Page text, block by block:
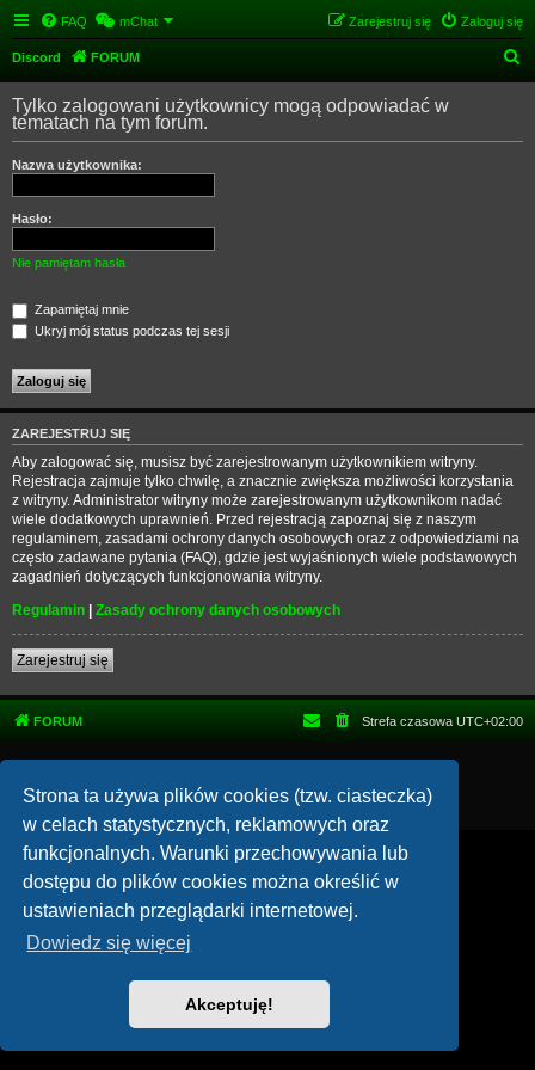
Strona ta używa plików cookies (tzw. ciasteczka)
w celach statystycznych, reklamowych oraz
funkcjonalnych. Warunki przechowywania lub
dostępu do plików cookies można określić w
ustawieniach przeglądarki internetowej.
Dowiedz się więcej
Akceptuję!
FAQ mChat Zaloguj się
Zarejestruj się
Discord FORUM
z
k
Tylko zalogowani użytkownicy mogą odpowiadać w
tematach na tym forum.
Nazwa użytkownika:
Hasło:
Nie pamiętam hasła
Zapamiętaj mnie
Ukryj mój status podczas tej sesji
ZAREJESTRUJ SIĘ
Aby zalogować się, musisz być zarejestrowanym użytkownikiem witryny.
Rejestracja zajmuje tylko chwilę, a znacznie zwiększa możliwości korzystania
z witryny. Administrator witryny może zarejestrowanym użytkownikom nadać
wiele dodatkowych uprawnień. Przed rejestracją zapoznaj się z naszym
regulaminem, zasadami ochrony danych osobowych oraz z odpowiedziami na
często zadawane pytania (FAQ), gdzie jest wyjaśnionych wiele podstawowych
zagadnień dotyczących funkcjonowania witryny.
Regulamin | Zasady ochrony danych osobowych
Zarejestruj się
FORUM Strefa czasowa UTC+02:00
Technologię dostarczaphpBB® Forum Software © phpBB Limited
Polski pakiet językowy dostarcza
Zasady ochrony danych osobowych |Regulamin